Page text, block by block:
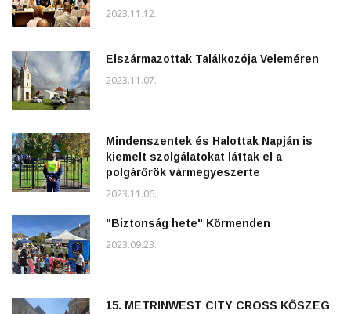
2023.11.12.
Elszármazottak Találkozója Veleméren
2023.11.07.
Mindenszentek és Halottak Napján is
kiemelt szolgálatokat láttak el a
polgárőrök vármegyeszerte
2023.11.06.
"Biztonság hete" Körmenden
2023.09.23.
15. METRINWEST CITY CROSS KŐSZEG